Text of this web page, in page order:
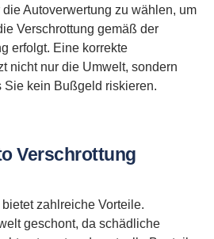
Autoverwertung zu wählen, um
Verschrottung gemäß der
erfolgt. Eine korrekte
nicht nur die Umwelt, sondern
Sie kein Bußgeld riskieren.
Verschrottung
zahlreiche Vorteile.
geschont, da schädliche